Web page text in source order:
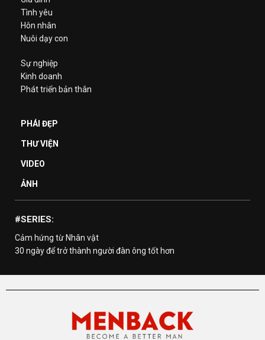
Tình yêu
Hôn nhân
Nuôi dạy con
Sự nghiệp
Kinh doanh
Phát triển bản thân
PHÁI ĐẸP
THƯ VIỆN
VIDEO
ẢNH
#SERIES:
Cảm hứng từ Nhân vật
30 ngày để trở thành người đàn ông tốt hơn